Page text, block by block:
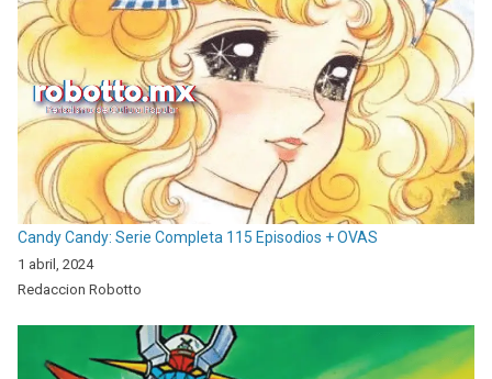
Candy Candy: Serie Completa 115 Episodios + OVAS
1 abril, 2024
Redaccion Robotto